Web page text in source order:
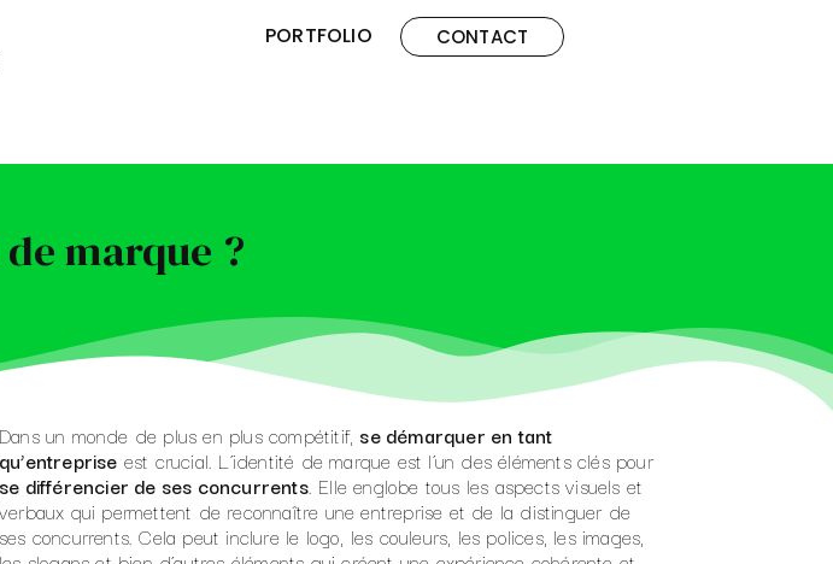
PORTFOLIO CONTACT
marque ?
Dans un monde de plus en plus compétitif, se démarquer en tant
qu’entreprise est crucial. L’identité de marque est l’un des éléments clés pour
se différencier de ses concurrents. Elle englobe tous les aspects visuels et
verbaux qui permettent de reconnaître une entreprise et de la distinguer de
ses concurrents. Cela peut inclure le logo, les couleurs, les polices, les images,